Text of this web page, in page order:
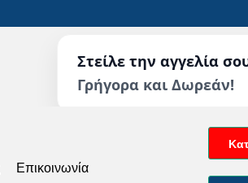
Στείλε την αγγελία
Γρήγορα και Δωρεάν!
Επικοινωνία